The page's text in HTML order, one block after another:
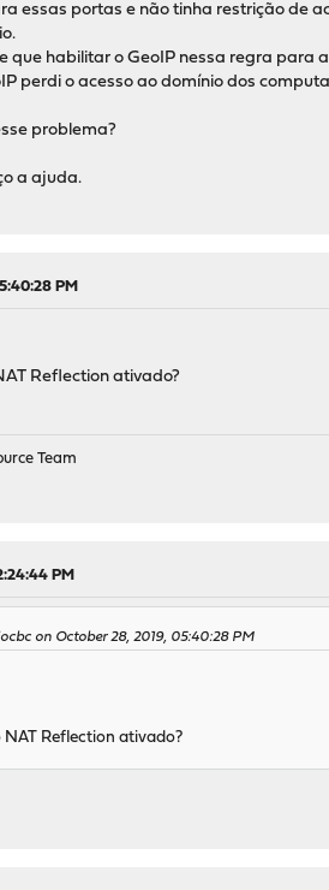
essas portas e não tinha restrição de
que habilitar o GeoIP nessa regra para
perdi o acesso ao domínio dos
problema?
a ajuda.
PM
Reflection ativado?
Team
PM
on October 28, 2019, 05:40:28 PM
NAT Reflection ativado?